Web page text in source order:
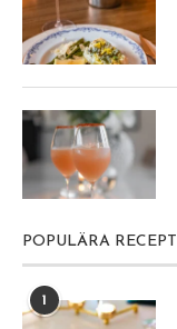
POPULÄRA RECEPT